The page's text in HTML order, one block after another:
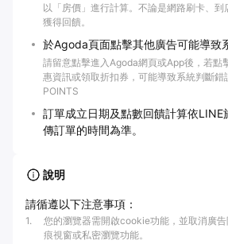
以「房價」進行計算。不論是網路刷卡、
獲得回饋。
於Agoda頁面點擊其他廣告可能導致
請留意點擊進入Agoda網頁或App後，若點
惠資訊或領取折扣券，可能導致系統判斷錯
POINTS
訂單成立日期及點數回饋計算依LINE
傳訂單的時間為準。
說明
請循遵以下注意事項：
1.
您的瀏覽器需開啟cookie功能，並取消廣
痕視窗或私密瀏覽功能。